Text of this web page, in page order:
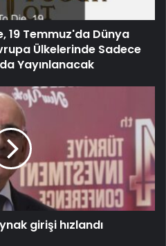
19 Temmuz'da Dünya
Ülkelerinde Sadece
Yayınlanacak
girişi hızlandı